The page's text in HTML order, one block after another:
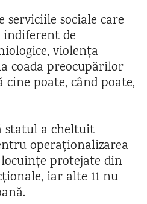
serviciile sociale care
de
violența
coada preocupărilor
poate, când poate,
statul a cheltuit
operaționalizarea
protejate din
iar alte 11 nu